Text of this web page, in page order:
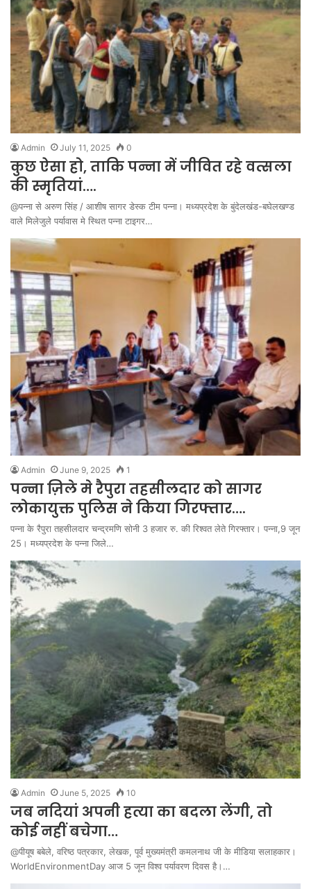
Admin July 11, 2025 0
कुछ ऐसा हो, ताकि पन्ना में जीवित रहे वत्सला
की स्मृतियां….
@पन्ना से अरुण सिंह / आशीष सागर डेस्क टीम पन्ना। मध्यप्रदेश के बुंदेलखंड-बघेलखण्ड
वाले मिलेजुले पर्यावास मे स्थित पन्ना टाइगर…
Admin June 9, 2025 1
पन्ना ज़िले मे रैपुरा तहसीलदार को सागर
लोकायुक्त पुलिस ने किया गिरफ्तार….
पन्ना के रैपुरा तहसीलदार चन्द्रमणि सोनी 3 हजार रु. की रिश्वत लेते गिरफ्तार। पन्ना,9 जून
25। मध्यप्रदेश के पन्ना जिले…
Admin June 5, 2025 10
जब नदियां अपनी हत्या का बदला लेंगी, तो
कोई नहीं बचेगा…
@पीयूष बबेले, वरिष्ठ पत्रकार, लेखक, पूर्व मुख्यमंत्री कमलनाथ जी के मीडिया सलाहकार।
WorldEnvironmentDay आज 5 जून विश्व पर्यावरण दिवस है।…